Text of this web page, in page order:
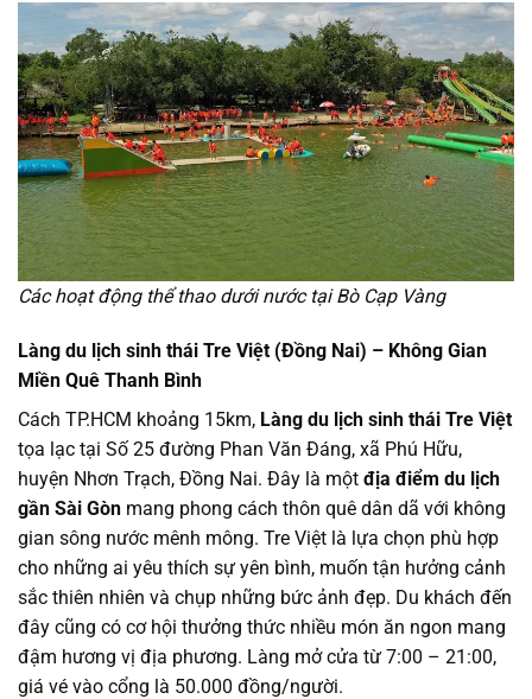
Các hoạt động thể thao dưới nước tại Bò Cạp Vàng
Làng du lịch sinh thái Tre Việt (Đồng Nai) – Không Gian
Miền Quê Thanh Bình
Cách TP.HCM khoảng 15km, Làng du lịch sinh thái Tre Việt
tọa lạc tại Số 25 đường Phan Văn Đáng, xã Phú Hữu,
huyện Nhơn Trạch, Đồng Nai. Đây là một địa điểm du lịch
gần Sài Gòn mang phong cách thôn quê dân dã với không
gian sông nước mênh mông. Tre Việt là lựa chọn phù hợp
cho những ai yêu thích sự yên bình, muốn tận hưởng cảnh
sắc thiên nhiên và chụp những bức ảnh đẹp. Du khách đến
đây cũng có cơ hội thưởng thức nhiều món ăn ngon mang
đậm hương vị địa phương. Làng mở cửa từ 7:00 – 21:00,
giá vé vào cổng là 50.000 đồng/người.